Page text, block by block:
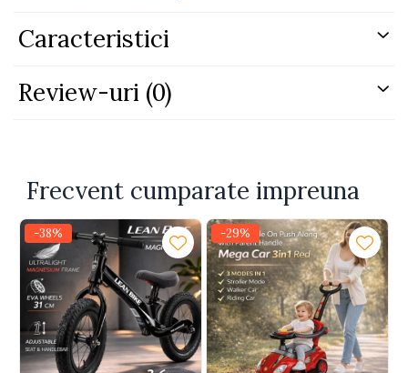
Recomandata de la 3 luni
Caracteristici
Review-uri (0)
Frecvent cumparate impreuna
-38% -29%